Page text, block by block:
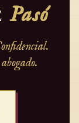
Pasó